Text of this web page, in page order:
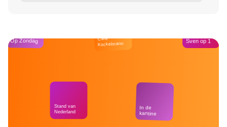
Op Zondag
Stand van
Nederland
Café
Kockelmann
In de
kantine
Sven op 1